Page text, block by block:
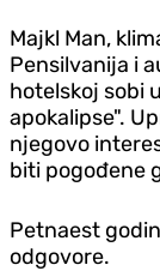
Majkl Man,
Pensilvanija i
hotelskoj sobi
apokalipse".
njegovo
biti pogođene
Petnaest
odgovore.